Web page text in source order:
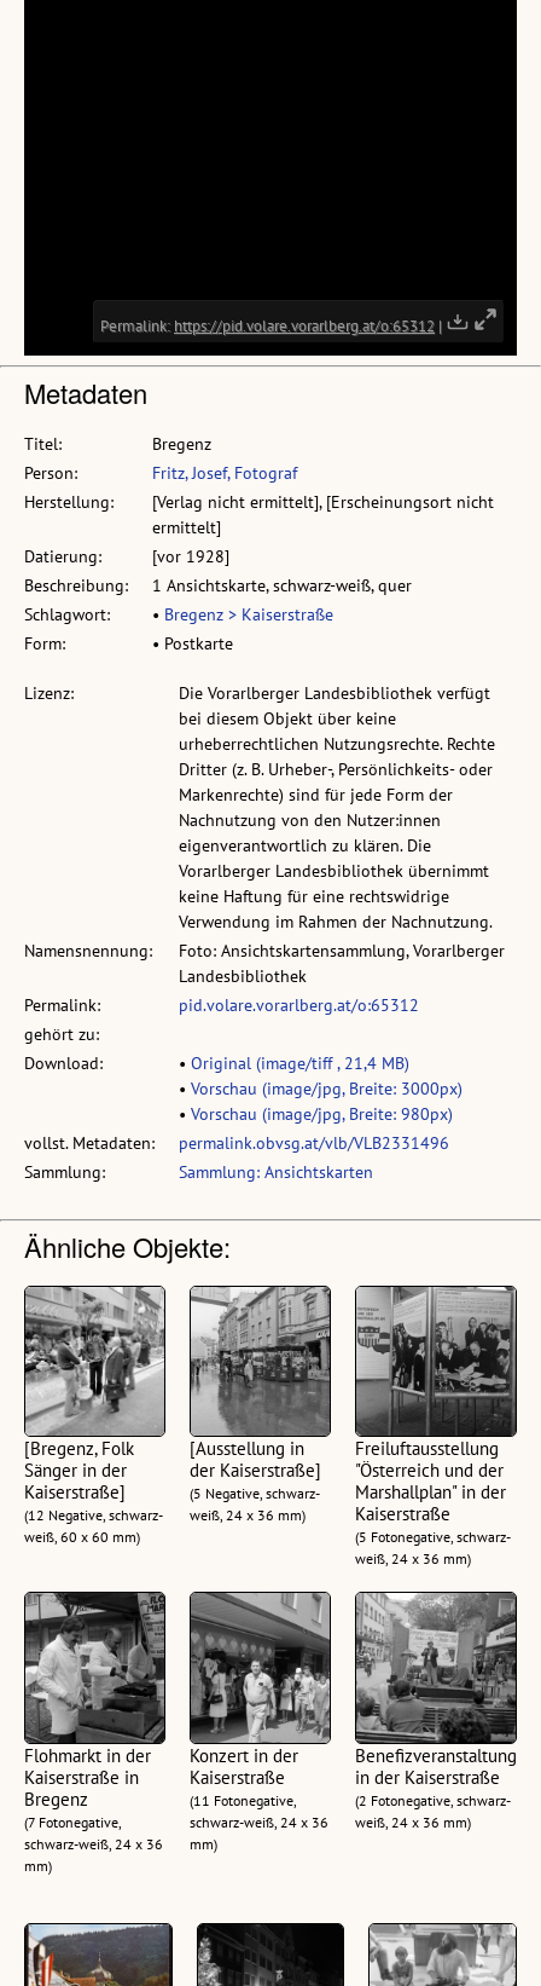
Metadaten
Titel:
Bregenz
Person:
Fritz, Josef, Fotograf
Herstellung:
[Verlag nicht ermittelt], [Erscheinungsort nicht
ermittelt]
Datierung:
[vor 1928]
Beschreibung:
1 Ansichtskarte, schwarz-weiß, quer
Schlagwort:
• Bregenz > Kaiserstraße
Form:
• Postkarte
Lizenz:
Die Vorarlberger Landesbibliothek verfügt
bei diesem Objekt über keine
urheberrechtlichen Nutzungsrechte. Rechte
Dritter (z. B. Urheber-, Persönlichkeits- oder
Markenrechte) sind für jede Form der
Nachnutzung von den Nutzer:innen
eigenverantwortlich zu klären. Die
Vorarlberger Landesbibliothek übernimmt
keine Haftung für eine rechtswidrige
Verwendung im Rahmen der Nachnutzung.
Namensnennung:
Foto: Ansichtskartensammlung, Vorarlberger
Landesbibliothek
Permalink:
pid.volare.vorarlberg.at/o:65312
gehört zu:
Download:
• Original (image/tiff , 21,4 MB)
• Vorschau (image/jpg, Breite: 3000px)
• Vorschau (image/jpg, Breite: 980px)
vollst. Metadaten:
permalink.obvsg.at/vlb/VLB2331496
Sammlung:
Sammlung: Ansichtskarten
Ähnliche Objekte:
[Bregenz, Folk
Sänger in der
Kaiserstraße]
(12 Negative, schwarz-
weiß, 60 x 60 mm)
[Ausstellung in
der Kaiserstraße]
(5 Negative, schwarz-
weiß, 24 x 36 mm)
Freiluftausstellung
"Österreich und der
Marshallplan" in der
Kaiserstraße
(5 Fotonegative, schwarz-
weiß, 24 x 36 mm)
Flohmarkt in der
Kaiserstraße in
Bregenz
(7 Fotonegative,
schwarz-weiß, 24 x 36
mm)
Konzert in der
Kaiserstraße
(11 Fotonegative,
schwarz-weiß, 24 x 36
mm)
Benefizveranstaltung
in der Kaiserstraße
(2 Fotonegative, schwarz-
weiß, 24 x 36 mm)